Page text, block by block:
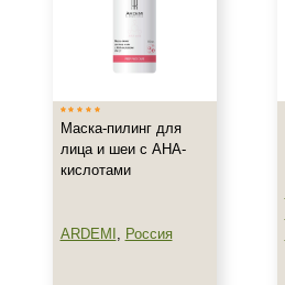
Россия
Тип товара
Крем
Маска-пилинг для
лица и шеи с АНА-
кислотами
ARDEMI , Россия